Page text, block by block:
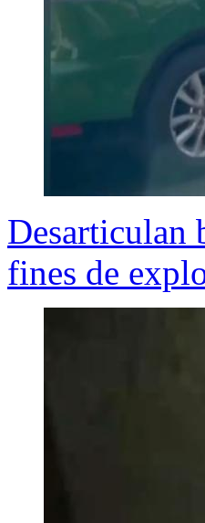
Desarticulan
fines de